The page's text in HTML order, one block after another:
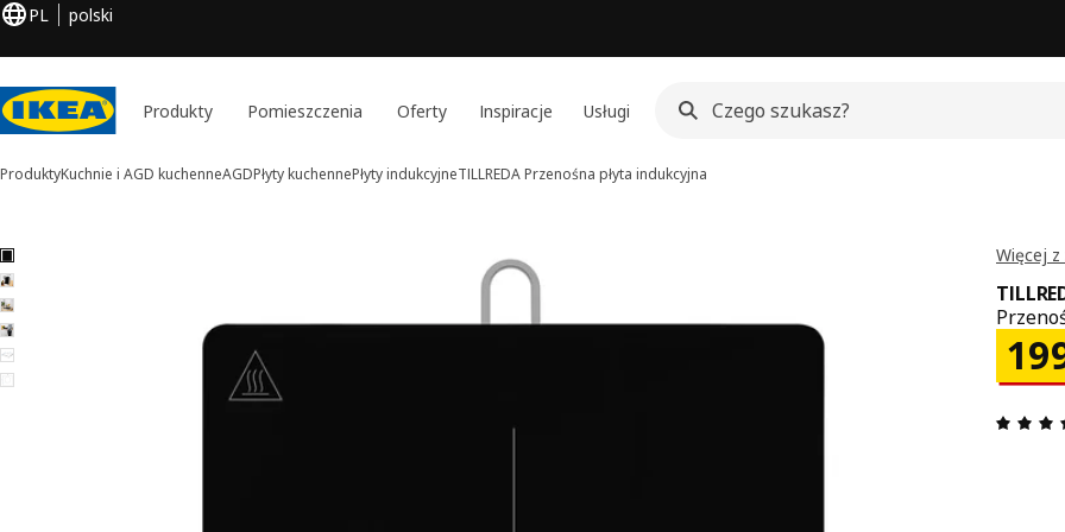
PL polski
Produkty Pomieszczenia Oferty Inspiracje Usługi
ProduktyKuchnie i AGD kuchenneAGDPłyty kuchennePłyty indukcyjneTILLREDAPrzenośna płyta indukcyjna
6 TILLREDA obrazy
zdjęcia Więcej z